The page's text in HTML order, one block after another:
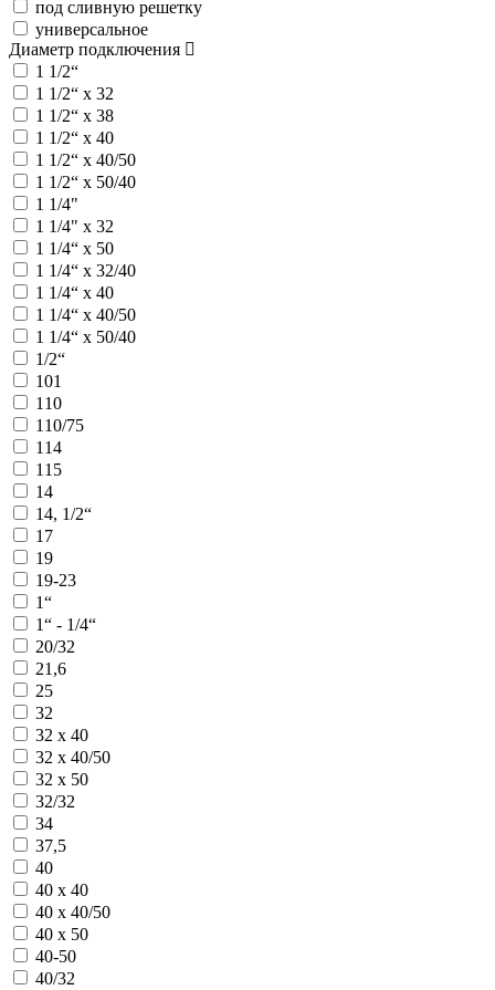
под сливную решетку
универсальное
Диаметр подключения
1 1/2“
1 1/2“ х 32
1 1/2“ х 38
1 1/2“ х 40
1 1/2“ х 40/50
1 1/2“ х 50/40
1 1/4"
1 1/4" х 32
1 1/4“ x 50
1 1/4“ х 32/40
1 1/4“ х 40
1 1/4“ х 40/50
1 1/4“ х 50/40
1/2“
101
110
110/75
114
115
14
14, 1/2“
17
19
19-23
1“
1“ - 1/4“
20/32
21,6
25
32
32 х 40
32 х 40/50
32 х 50
32/32
34
37,5
40
40 х 40
40 х 40/50
40 х 50
40-50
40/32